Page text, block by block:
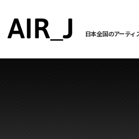
日本全国のアーテ